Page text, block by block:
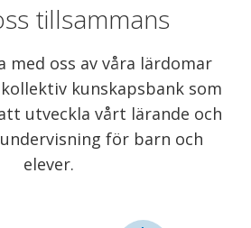
tillsammans
med oss av våra lärdomar
kunskapsbank som
utveckla vårt lärande och
för barn och
elever.